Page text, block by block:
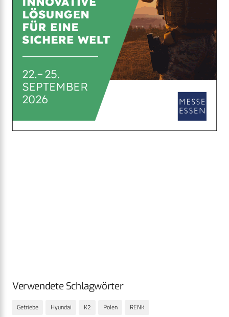
Verwendete Schlagwörter
Getriebe Hyundai K2 Polen RENK